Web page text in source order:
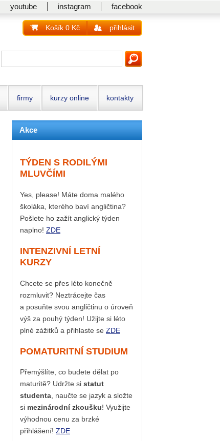
youtube instagram facebook
Košík 0 Kč přihlásit
firmy kurzy online kontakty
Akce
TÝDEN S RODILÝMI
MLUVČÍMI
Yes, please! Máte doma malého
školáka, kterého baví angličtina?
Pošlete ho zažít anglický týden
naplno! ZDE
INTENZIVNÍ LETNÍ
KURZY
Chcete se přes léto konečně
rozmluvit? Neztrácejte čas
a posuňte svou angličtinu o úroveň
výš za pouhý týden! Užijte si léto
plné zážitků a přihlaste se ZDE
POMATURITNÍ STUDIUM
Přemýšlíte, co budete dělat po
maturitě? Udržte si statut
studenta, naučte se jazyk a složte
si mezinárodní zkoušku! Využijte
výhodnou cenu za brzké
přihlášení! ZDE